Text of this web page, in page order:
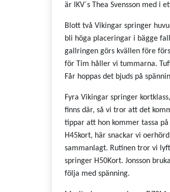
är IKV´s Thea Svensson med
Blott två Vikingar springer
bli höga placeringar i bägge
gallringen görs kvällen före
för Tim håller vi tummarna.
Får hoppas det bjuds på
Fyra Vikingar springer
finns där, så vi tror att det
tippar att hon kommer tassa
H45kort, här snackar vi
sammanlagt. Rutinen tror vi
springer H50Kort. Jonsson
följa med spänning.